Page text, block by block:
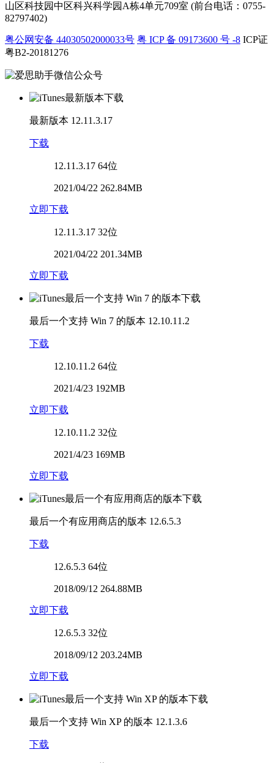
山区科技园中区科兴科学园A栋4单元709室 (前台电话：0755-
82797402)
粤公网安备 44030502000033号 粤 ICP 备 09173600 号 -8 ICP证
粤B2-20181276
最新版本 12.11.3.17
下载
12.11.3.17 64位
2021/04/22 262.84MB
立即下载
12.11.3.17 32位
2021/04/22 201.34MB
立即下载
最后一个支持 Win 7 的版本 12.10.11.2
下载
12.10.11.2 64位
2021/4/23 192MB
立即下载
12.10.11.2 32位
2021/4/23 169MB
立即下载
最后一个有应用商店的版本 12.6.5.3
下载
12.6.5.3 64位
2018/09/12 264.88MB
立即下载
12.6.5.3 32位
2018/09/12 203.24MB
立即下载
最后一个支持 Win XP 的版本 12.1.3.6
下载